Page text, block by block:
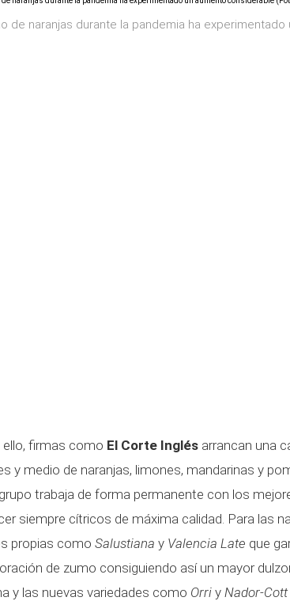
de naranjas durante la pandemia ha
firmas como El Corte Inglés arrancan una
y medio de naranjas, limones, mandarinas y
trabaja de forma permanente con los
siempre cítricos de máxima calidad. Para las
propias como Salustiana y Valencia Late que
de zumo consiguiendo así un mayor
y las nuevas variedades como Orri y Nador-Cott